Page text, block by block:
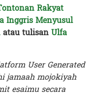
Rakyat
Inggris Menyusul
atau tulisanUlfa
User Generated
jamaah mojokiyah
esaimu secara